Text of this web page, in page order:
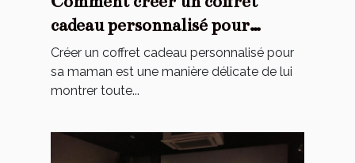
cadeau personnalisé pour
toucher le cœur de maman ?
Créer un coffret cadeau personnalisé pour
sa maman est une manière délicate de lui
montrer toute...